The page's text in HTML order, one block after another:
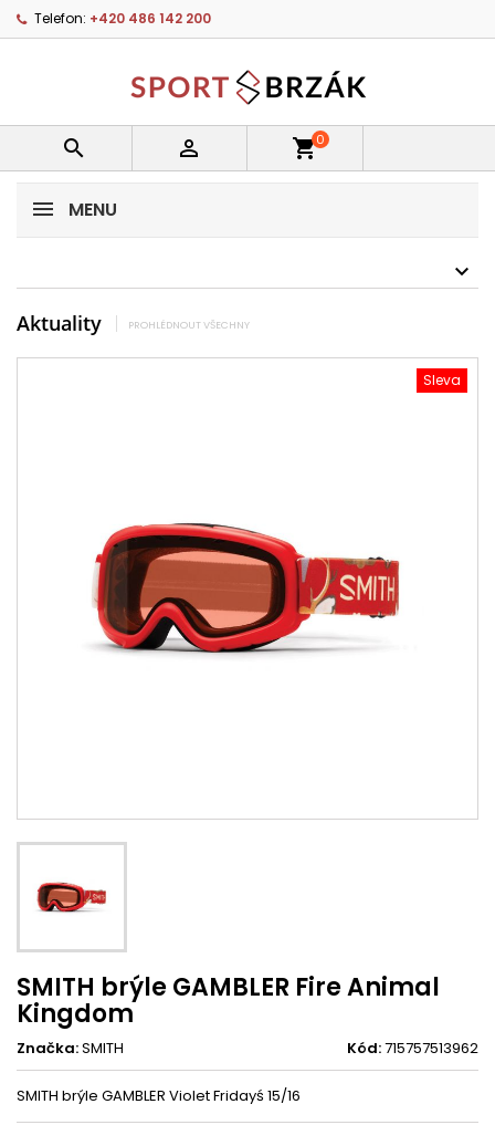
Telefon: +420 486 142 200
  shopping_cart0
MENU
Aktuality PROHLÉDNOUT VŠECHNY
Sleva
SMITH brýle GAMBLER Fire Animal
Kingdom
Značka:SMITH Kód:715757513962
SMITH brýle GAMBLER Violet Fridayś 15/16